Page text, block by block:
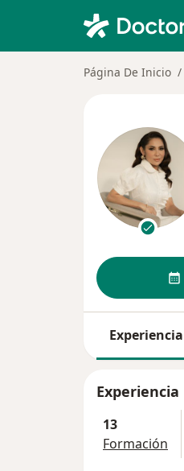
Página De Inicio
Experiencia
Experiencia
13
Formación